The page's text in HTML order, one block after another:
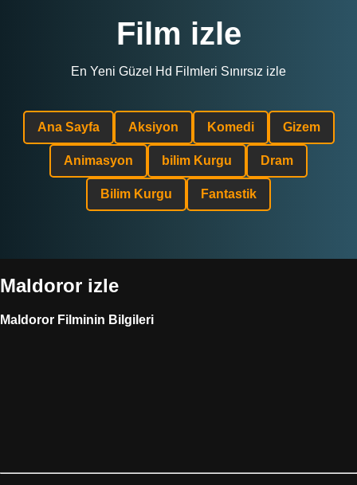
Film izle
En Yeni Güzel Hd Filmleri Sınırsız izle
Ana Sayfa Aksiyon Komedi Gizem
Animasyon bilim Kurgu Dram
Bilim Kurgu Fantastik
Maldoror izle
Maldoror Filminin Bilgileri